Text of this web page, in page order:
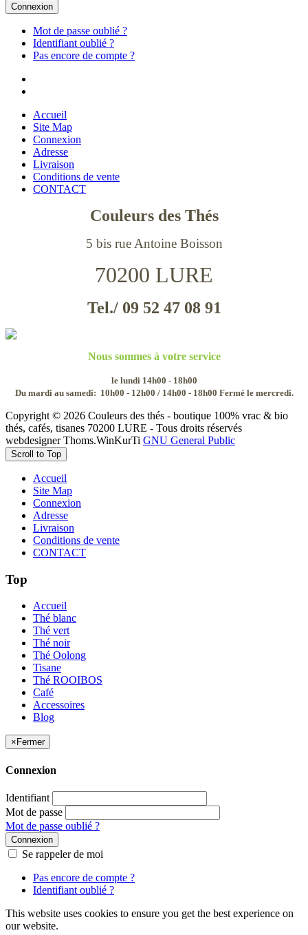
Connexion
Mot de passe oublié ?
Identifiant oublié ?
Pas encore de compte ?
Accueil
Site Map
Connexion
Adresse
Livraison
Conditions de vente
CONTACT
Couleurs des Thés
5 bis rue Antoine Boisson
70200 LURE
Tel./ 09 52 47 08 91
Nous sommes à votre service
le lundi 14h00 - 18h00
Du mardi au samedi: 10h00 - 12h00 / 14h00 - 18h00 Fermé le mercredi.
Copyright © 2026 Couleurs des thés - boutique 100% vrac & bio
thés, cafés, tisanes 70200 LURE - Tous droits réservés
webdesigner Thoms.WinKurTi GNU General Public
Scroll to Top
Accueil
Site Map
Connexion
Adresse
Livraison
Conditions de vente
CONTACT
Top
Accueil
Thé blanc
Thé vert
Thé noir
Thé Oolong
Tisane
Thé ROOIBOS
Café
Accessoires
Blog
× Fermer
Connexion
Identifiant
Mot de passe
Mot de passe oublié ?
Connexion
Se rappeler de moi
Pas encore de compte ?
Identifiant oublié ?
This website uses cookies to ensure you get the best experience on
our website.